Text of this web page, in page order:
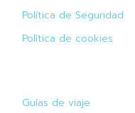
Política de Seguridad
Política de cookies
Guías de viaje